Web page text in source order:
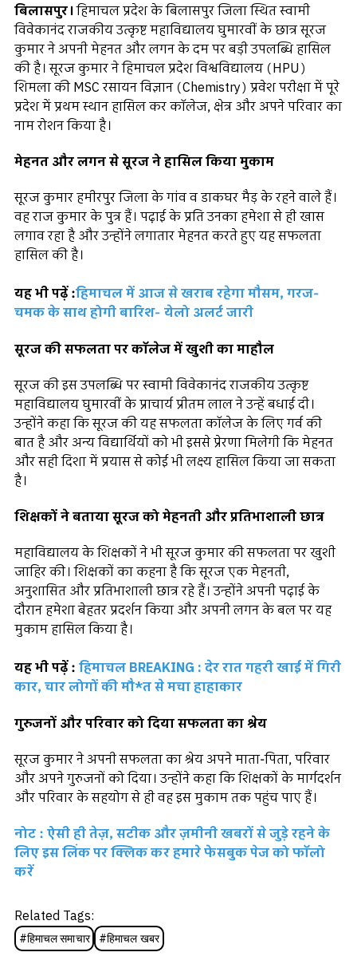
बिलासपुर।हिमाचल प्रदेश के बिलासपुर जिला स्थित स्वामी
विवेकानंद राजकीय उत्कृष्ट महाविद्यालय घुमारवीं के छात्र सूरज
कुमार ने अपनी मेहनत और लगन के दम पर बड़ी उपलब्धि हासिल
की है। सूरज कुमार ने हिमाचल प्रदेश विश्वविद्यालय (HPU)
शिमला की MSC रसायन विज्ञान (Chemistry) प्रवेश परीक्षा में पूरे
प्रदेश में प्रथम स्थान हासिल कर कॉलेज, क्षेत्र और अपने परिवार का
नाम रोशन किया है।
मेहनत और लगन से सूरज ने हासिल किया मुकाम
सूरज कुमार हमीरपुर जिला के गांव व डाकघर मैड़ के रहने वाले हैं।
वह राज कुमार के पुत्र हैं। पढ़ाई के प्रति उनका हमेशा से ही खास
लगाव रहा है और उन्होंने लगातार मेहनत करते हुए यह सफलता
हासिल की है।
यह भी पढ़ें :हिमाचल में आज से खराब रहेगा मौसम, गरज-
चमक के साथ होगी बारिश- येलो अलर्ट जारी
सूरज की सफलता पर कॉलेज में खुशी का माहौल
सूरज की इस उपलब्धि पर स्वामी विवेकानंद राजकीय उत्कृष्ट
महाविद्यालय घुमारवीं के प्राचार्य प्रीतम लाल ने उन्हें बधाई दी।
उन्होंने कहा कि सूरज की यह सफलता कॉलेज के लिए गर्व की
बात है और अन्य विद्यार्थियों को भी इससे प्रेरणा मिलेगी कि मेहनत
और सही दिशा में प्रयास से कोई भी लक्ष्य हासिल किया जा सकता
है।
शिक्षकों ने बताया सूरज को मेहनती और प्रतिभाशाली छात्र
महाविद्यालय के शिक्षकों ने भी सूरज कुमार की सफलता पर खुशी
जाहिर की। शिक्षकों का कहना है कि सूरज एक मेहनती,
अनुशासित और प्रतिभाशाली छात्र रहे हैं। उन्होंने अपनी पढ़ाई के
दौरान हमेशा बेहतर प्रदर्शन किया और अपनी लगन के बल पर यह
मुकाम हासिल किया है।
यह भी पढ़ें : हिमाचल BREAKING : देर रात गहरी खाई में गिरी
कार, चार लोगों की मौ*त से मचा हाहाकार
गुरुजनों और परिवार को दिया सफलता का श्रेय
सूरज कुमार ने अपनी सफलता का श्रेय अपने माता-पिता, परिवार
और अपने गुरुजनों को दिया। उन्होंने कहा कि शिक्षकों के मार्गदर्शन
और परिवार के सहयोग से ही वह इस मुकाम तक पहुंच पाए हैं।
नोट : ऐसी ही तेज़, सटीक और ज़मीनी खबरों से जुड़े रहने के
लिए इस लिंक पर क्लिक कर हमारे फेसबुक पेज को फॉलो
करें
Related Tags:
#हिमाचल समाचार #हिमाचल खबर